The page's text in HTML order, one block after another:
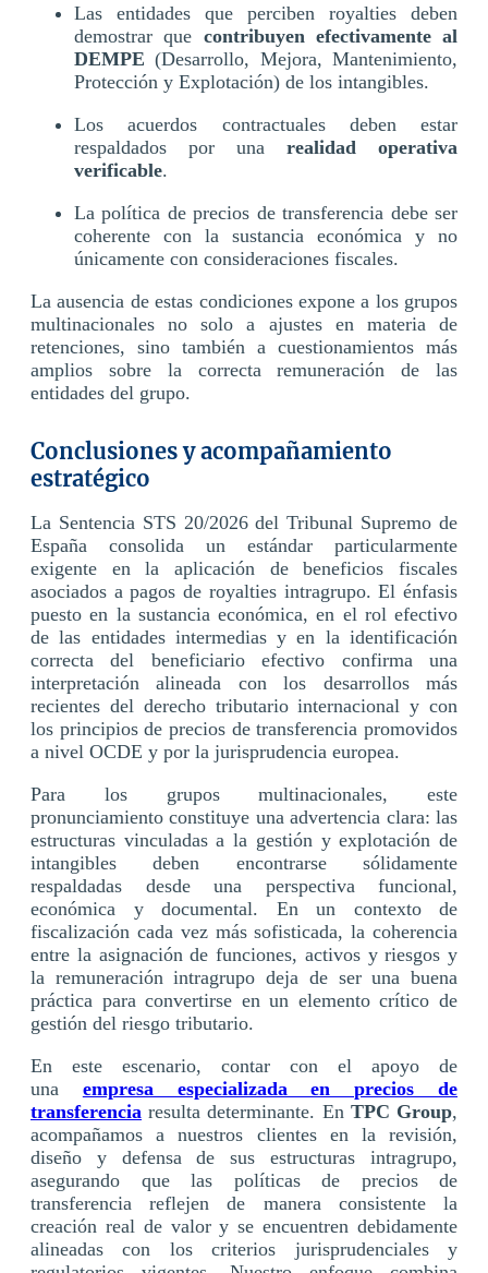
Las entidades que perciben royalties deben
demostrar que contribuyen efectivamente al
DEMPE (Desarrollo, Mejora, Mantenimiento,
Protección y Explotación) de los intangibles.
Los acuerdos contractuales deben estar
respaldados por una realidad operativa
verificable.
La política de precios de transferencia debe ser
coherente con la sustancia económica y no
únicamente con consideraciones fiscales.
La ausencia de estas condiciones expone a los grupos
multinacionales no solo a ajustes en materia de
retenciones, sino también a cuestionamientos más
amplios sobre la correcta remuneración de las
entidades del grupo.
Conclusiones y acompañamiento
estratégico
La Sentencia STS 20/2026 del Tribunal Supremo de
España consolida un estándar particularmente
exigente en la aplicación de beneficios fiscales
asociados a pagos de royalties intragrupo. El énfasis
puesto en la sustancia económica, en el rol efectivo
de las entidades intermedias y en la identificación
correcta del beneficiario efectivo confirma una
interpretación alineada con los desarrollos más
recientes del derecho tributario internacional y con
los principios de precios de transferencia promovidos
a nivel OCDE y por la jurisprudencia europea.
Para los grupos multinacionales, este
pronunciamiento constituye una advertencia clara: las
estructuras vinculadas a la gestión y explotación de
intangibles deben encontrarse sólidamente
respaldadas desde una perspectiva funcional,
económica y documental. En un contexto de
fiscalización cada vez más sofisticada, la coherencia
entre la asignación de funciones, activos y riesgos y
la remuneración intragrupo deja de ser una buena
práctica para convertirse en un elemento crítico de
gestión del riesgo tributario.
En este escenario, contar con el apoyo de
una empresa especializada en precios de
transferencia resulta determinante. En TPC Group,
acompañamos a nuestros clientes en la revisión,
diseño y defensa de sus estructuras intragrupo,
asegurando que las políticas de precios de
transferencia reflejen de manera consistente la
creación real de valor y se encuentren debidamente
alineadas con los criterios jurisprudenciales y